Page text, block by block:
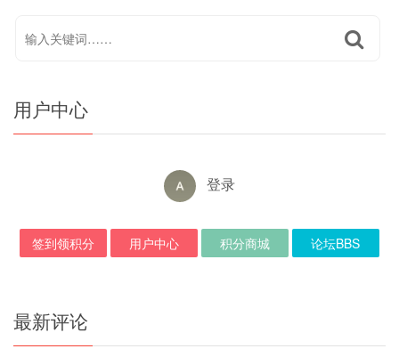
用户中心
登录
签到领积分 用户中心 积分商城 论坛BBS
最新评论